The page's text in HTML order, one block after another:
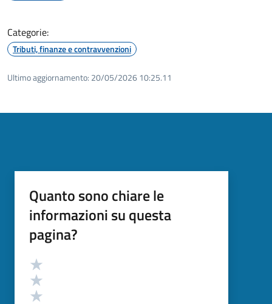
Categorie:
Tributi, finanze e contravvenzioni
Ultimo aggiornamento: 20/05/2026 10:25.11
Quanto sono chiare le
informazioni su questa
pagina?
Valutazione